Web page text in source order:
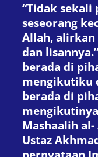
“Tidak sekali
seseorang
Allah, alirkan
dan
berada di
mengikutiku
berada di
Mashaalih al-
Ustaz